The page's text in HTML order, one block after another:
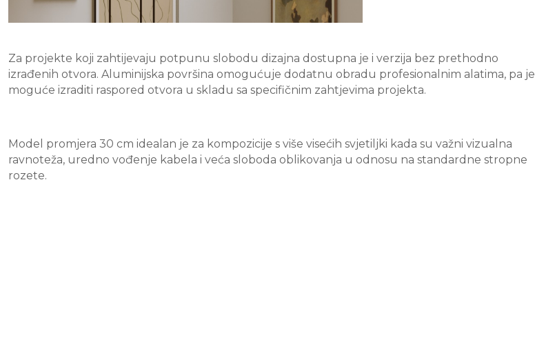
Za projekte koji zahtijevaju potpunu slobodu dizajna dostupna je i verzija bez prethodno
izrađenih otvora. Aluminijska površina omogućuje dodatnu obradu profesionalnim alatima, pa je
moguće izraditi raspored otvora u skladu sa specifičnim zahtjevima projekta.
Model promjera 30 cm idealan je za kompozicije s više visećih svjetiljki kada su važni vizualna
ravnoteža, uredno vođenje kabela i veća sloboda oblikovanja u odnosu na standardne stropne
rozete.